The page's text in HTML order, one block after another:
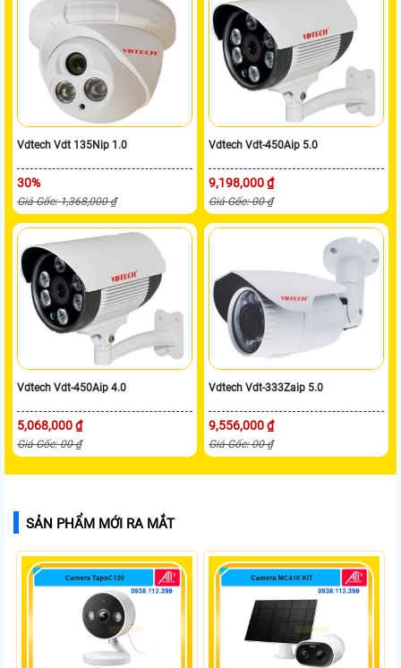
Vdtech Vdt 135Nip 1.0
30%
Giá Gốc: 1,368,000 ₫
Vdtech Vdt-450Aip 5.0
9,198,000 ₫
Giá Gốc: 00 ₫
Vdtech Vdt-450Aip 4.0
5,068,000 ₫
Giá Gốc: 00 ₫
Vdtech Vdt-333Zaip 5.0
9,556,000 ₫
Giá Gốc: 00 ₫
SẢN PHẨM MỚI RA MẮT